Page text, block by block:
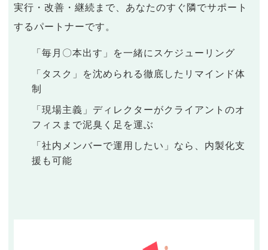
実行・改善・継続まで、あなたのすぐ隣でサポート
するパートナーです。
「毎月〇本出す」を一緒にスケジューリング
「タスク」を沈められる徹底したリマインド体
制
「現場主義」ディレクターがクライアントのオ
フィスまで泥臭く足を運ぶ
「社内メンバーで運用したい」なら、内製化支
援も可能